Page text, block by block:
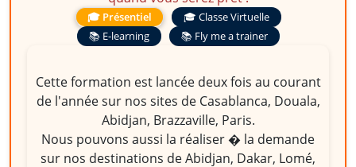
🎓 Présentiel
🎓 Classe Virtuelle
📚 E-learning
📚 Fly me a trainer
Cette formation est lancée deux fois au courant
de l'année sur nos sites de Casablanca, Douala,
Abidjan, Brazzaville, Paris.
Nous pouvons aussi la réaliser � la demande
sur nos destinations de Abidjan, Dakar, Lomé,